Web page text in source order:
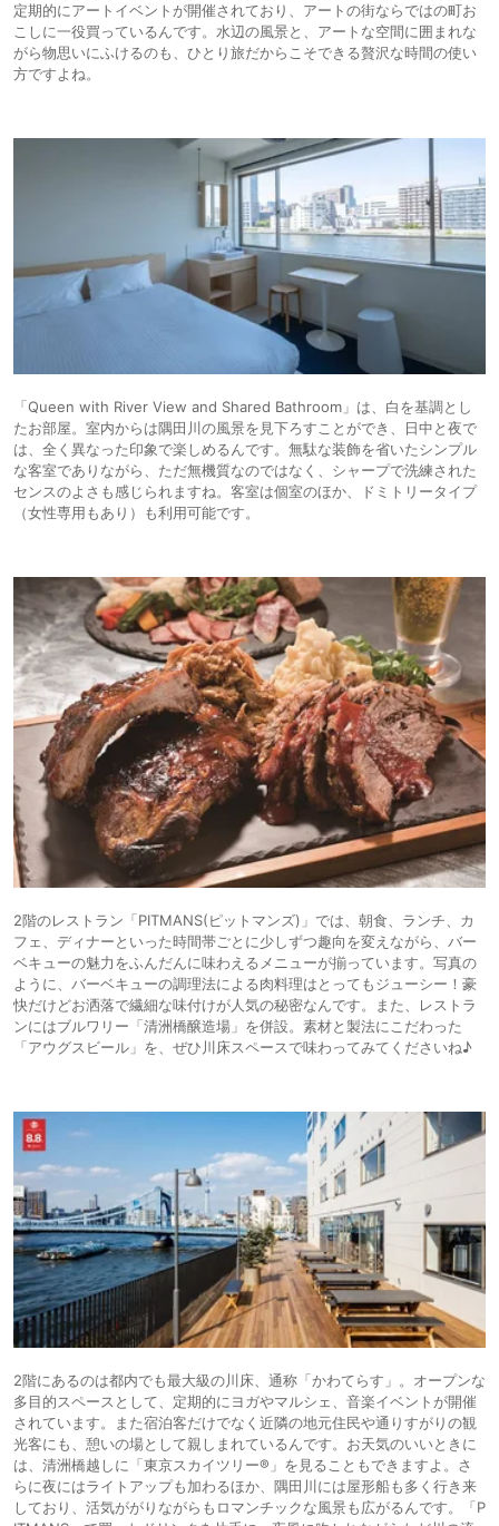
定期的にアートイベントが開催されており、アートの街ならではの町お
こしに一役買っているんです。水辺の風景と、アートな空間に囲まれな
がら物思いにふけるのも、ひとり旅だからこそできる贅沢な時間の使い
方ですよね。
「Queen with River View and Shared Bathroom」は、白を基調とし
たお部屋。室内からは隅田川の風景を見下ろすことができ、日中と夜で
は、全く異なった印象で楽しめるんです。無駄な装飾を省いたシンプル
な客室でありながら、ただ無機質なのではなく、シャープで洗練された
センスのよさも感じられますね。客室は個室のほか、ドミトリータイプ
（女性専用もあり）も利用可能です。
2階のレストラン「PITMANS(ピットマンズ)」では、朝食、ランチ、カ
フェ、ディナーといった時間帯ごとに少しずつ趣向を変えながら、バー
ベキューの魅力をふんだんに味わえるメニューが揃っています。写真の
ように、バーベキューの調理法による肉料理はとってもジューシー！豪
快だけどお洒落で繊細な味付けが人気の秘密なんです。また、レストラ
ンにはブルワリー「清洲橋醸造場」を併設。素材と製法にこだわった
「アウグスビール」を、ぜひ川床スペースで味わってみてくださいね♪
2階にあるのは都内でも最大級の川床、通称「かわてらす」。オープンな
多目的スペースとして、定期的にヨガやマルシェ、音楽イベントが開催
されています。また宿泊客だけでなく近隣の地元住民や通りすがりの観
光客にも、憩いの場として親しまれているんです。お天気のいいときに
は、清洲橋越しに「東京スカイツリー®」を見ることもできますよ。さ
らに夜にはライトアップも加わるほか、隅田川には屋形船も多く行き来
しており、活気ががりながらもロマンチックな風景も広がるんです。「P